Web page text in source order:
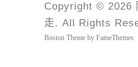
Copyright © 2026
走. All Rights
Boston Theme by FameThemes